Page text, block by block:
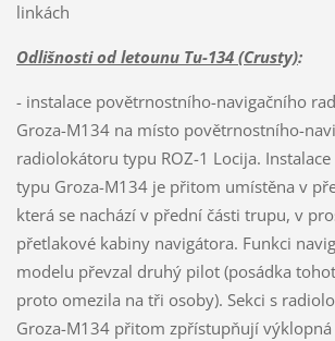
linkách
Odlišnosti od letounu Tu-134 (Crusty):
- instalace povětrnostního-navigačního
Groza-M134 na místo povětrnostního-
radiolokátoru typu ROZ-1 Locija.
typu Groza-M134 je přitom umístěna v
která se nachází v přední části trupu, v
přetlakové kabiny navigátora. Funkci
modelu převzal druhý pilot (posádka
proto omezila na tři osoby). Sekci s
Groza-M134 přitom zpřístupňují výklopná